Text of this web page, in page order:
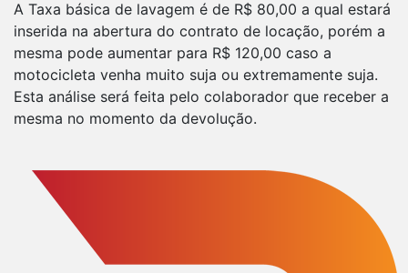
A Taxa básica de lavagem é de R$ 80,00 a qual estará
inserida na abertura do contrato de locação, porém a
mesma pode aumentar para R$ 120,00 caso a
motocicleta venha muito suja ou extremamente suja.
Esta análise será feita pelo colaborador que receber a
mesma no momento da devolução.